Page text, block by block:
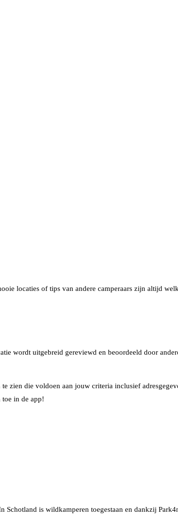
locaties of tips van andere camperaars zijn altijd
wordt uitgebreid gereviewd en beoordeeld door
die voldoen aan jouw criteria inclusief
toe in de app!
is wildkamperen toegestaan en dankzij